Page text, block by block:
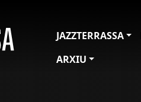
JAZZTERRASSA
ARXIU